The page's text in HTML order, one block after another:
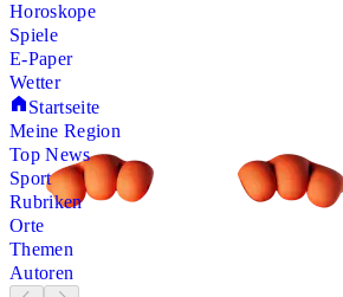
Horoskope
Spiele
E-Paper
Wetter
Startseite
Meine Region
Top News
Sport
Rubriken
Orte
Themen
Autoren